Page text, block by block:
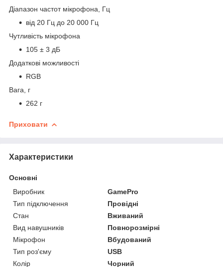
Діапазон частот мікрофона, Гц
від 20 Гц до 20 000 Гц
Чутливість мікрофона
105 ± 3 дБ
Додаткові можливості
RGB
Вага, г
262 г
Приховати
Характеристики
Основні
Виробник
GamePro
Тип підключення
Провідні
Стан
Вживаний
Вид навушників
Повнорозмірні
Мікрофон
Вбудований
Тип роз'єму
USB
Колір
Чорний